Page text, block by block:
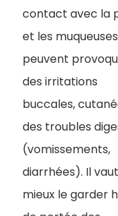
contact avec la
et les muqueuses
peuvent
des irritations
buccales,
des troubles
(vomissements,
diarrhées). Il vaut
mieux le garder